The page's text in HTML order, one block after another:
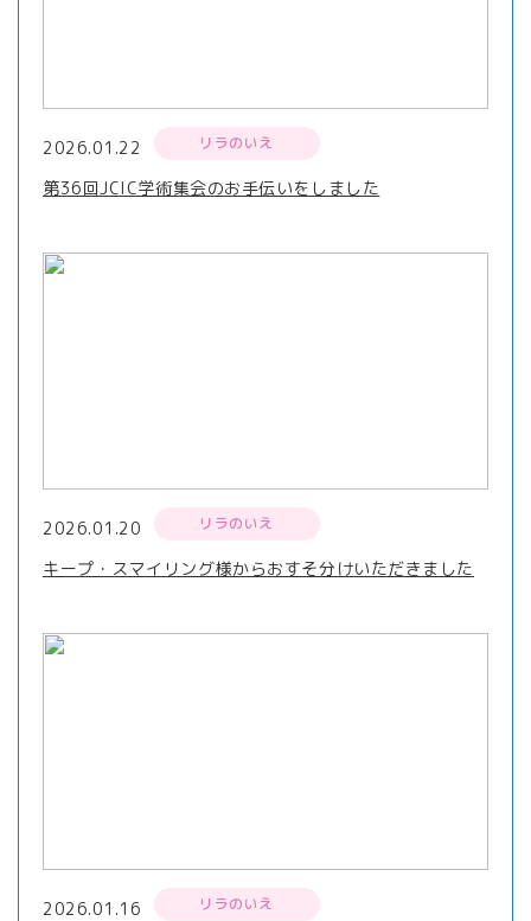
2026.01.22 リラのいえ
第36回JCIC学術集会のお手伝いをしました
2026.01.20 リラのいえ
キープ・スマイリング様からおすそ分けいただきました
2026.01.16 リラのいえ